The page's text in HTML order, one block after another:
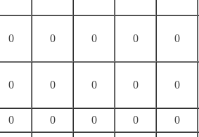
0 0 0 0 0
0 0 0 0 0
0 0 0 0 0